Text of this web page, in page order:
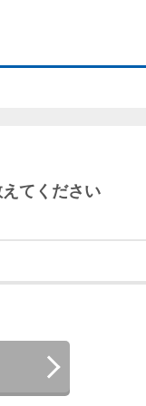
えてください